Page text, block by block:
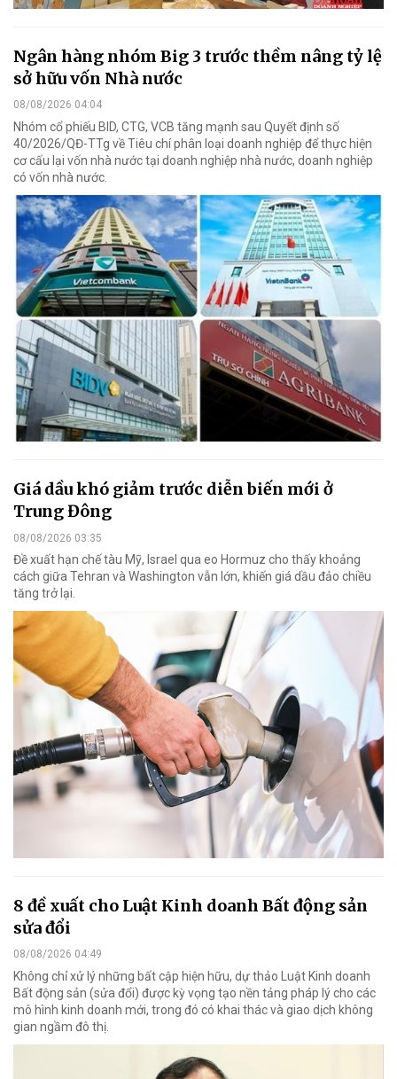
Ngân hàng nhóm Big 3 trước thềm nâng tỷ lệ
sở hữu vốn Nhà nước
08/08/2026 04:04
Nhóm cổ phiếu BID, CTG, VCB tăng mạnh sau Quyết định số
40/2026/QĐ-TTg về Tiêu chí phân loại doanh nghiệp để thực hiện
cơ cấu lại vốn nhà nước tại doanh nghiệp nhà nước, doanh nghiệp
có vốn nhà nước.
Giá dầu khó giảm trước diễn biến mới ở
Trung Đông
08/08/2026 03:35
Đề xuất hạn chế tàu Mỹ, Israel qua eo Hormuz cho thấy khoảng
cách giữa Tehran và Washington vẫn lớn, khiến giá dầu đảo chiều
tăng trở lại.
8 đề xuất cho Luật Kinh doanh Bất động sản
sửa đổi
08/08/2026 04:49
Không chỉ xử lý những bất cập hiện hữu, dự thảo Luật Kinh doanh
Bất động sản (sửa đổi) được kỳ vọng tạo nền tảng pháp lý cho các
mô hình kinh doanh mới, trong đó có khai thác và giao dịch không
gian ngầm đô thị.